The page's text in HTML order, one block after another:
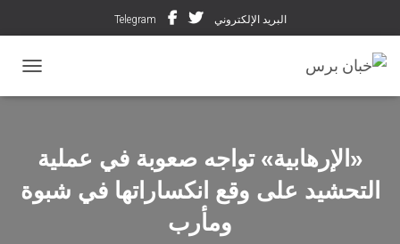
البريد الإلكتروني Telegram
«الإرهابية» تواجه صعوبة في عملية
التحشيد على وقع انكساراتها في شبوة
ومأرب